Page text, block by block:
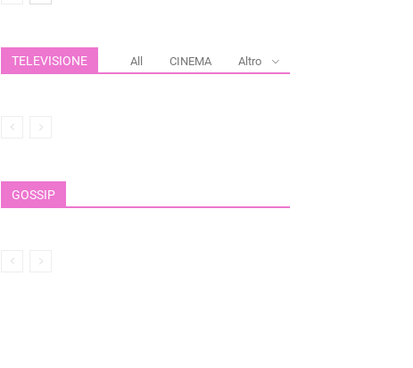
TELEVISIONE All CINEMA Altro
GOSSIP